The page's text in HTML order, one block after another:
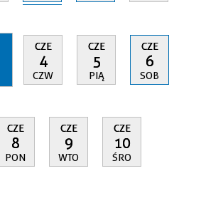
CZE
4
CZW
CZE
5
PIĄ
CZE
6
SOB
CZE
8
PON
CZE
9
WTO
CZE
10
ŚRO